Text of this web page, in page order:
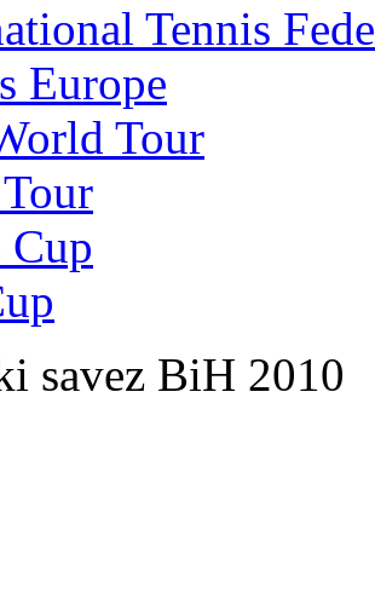
Tennis
Europe
Tour
Cup
savez BiH 2010